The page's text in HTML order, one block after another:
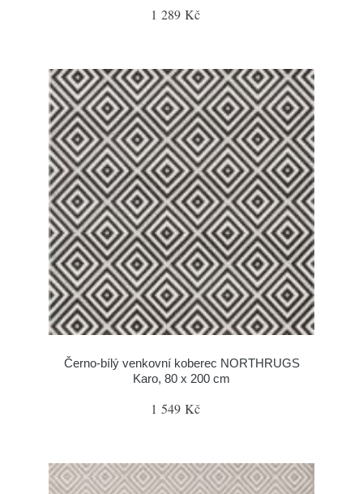
1 289 Kč
Černo-bílý venkovní koberec NORTHRUGS
Karo, 80 x 200 cm
1 549 Kč